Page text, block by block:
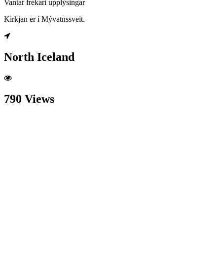
Vantar frekari upplýsingar
Kirkjan er í Mývatnssveit.
North Iceland
790 Views